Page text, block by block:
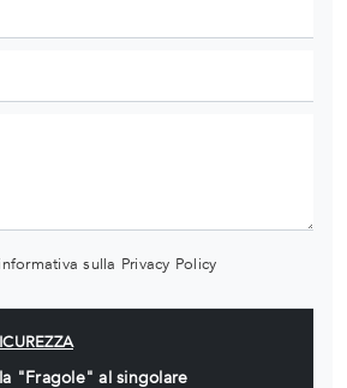
sulla Privacy Policy
"Fragole" al singolare